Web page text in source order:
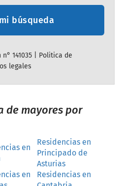
búsqueda
141035 | Politica de
legales
de mayores por
en
Residencias en
Principado de
Asturias
en
Residencias en